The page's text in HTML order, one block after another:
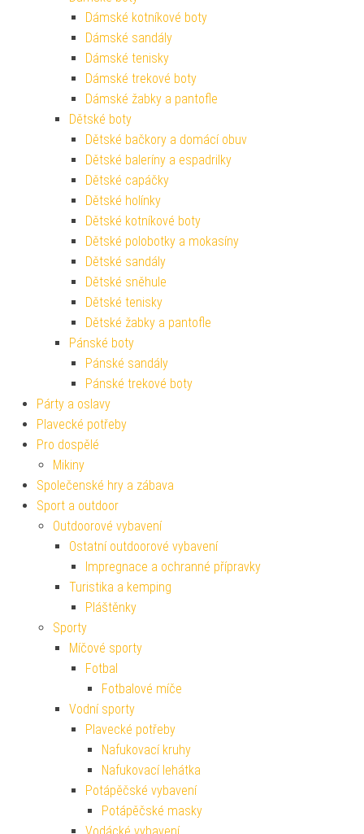
Dámské kotníkové boty
Dámské sandály
Dámské tenisky
Dámské trekové boty
Dámské žabky a pantofle
Dětské boty
Dětské bačkory a domácí obuv
Dětské baleríny a espadrilky
Dětské capáčky
Dětské holínky
Dětské kotníkové boty
Dětské polobotky a mokasíny
Dětské sandály
Dětské sněhule
Dětské tenisky
Dětské žabky a pantofle
Pánské boty
Pánské sandály
Pánské trekové boty
Párty a oslavy
Plavecké potřeby
Pro dospělé
Mikiny
Společenské hry a zábava
Sport a outdoor
Outdoorové vybavení
Ostatní outdoorové vybavení
Impregnace a ochranné přípravky
Turistika a kemping
Pláštěnky
Sporty
Míčové sporty
Fotbal
Fotbalové míče
Vodní sporty
Plavecké potřeby
Nafukovací kruhy
Nafukovací lehátka
Potápěčské vybavení
Potápěčské masky
Vodácké vybavení